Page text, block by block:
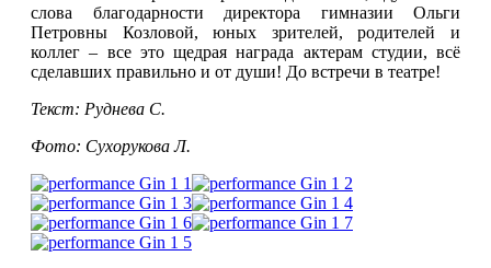
слова благодарности директора гимназии Ольги
Петровны Козловой, юных зрителей, родителей и
коллег – все это щедрая награда актерам студии, всё
сделавших правильно и от души! До встречи в театре!
Текст: Руднева С.
Фото: Сухорукова Л.